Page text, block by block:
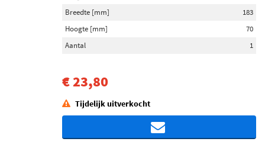
Breedte [mm]
183
Hoogte [mm]
70
Aantal
1
€ 23,80
Tijdelijk uitverkocht